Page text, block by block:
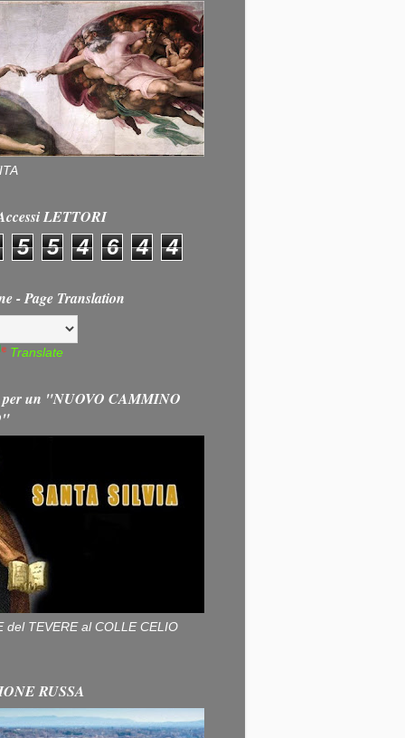
LETTORI
5 5 4 6 4 4
- Page Translation
Translate
per un "NUOVO CAMMINO
del TEVERE al COLLE CELIO
RUSSA